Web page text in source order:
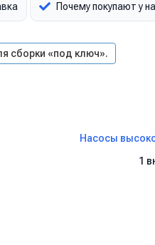
Почему покупают у
сборки «под ключ».
Насосы
1